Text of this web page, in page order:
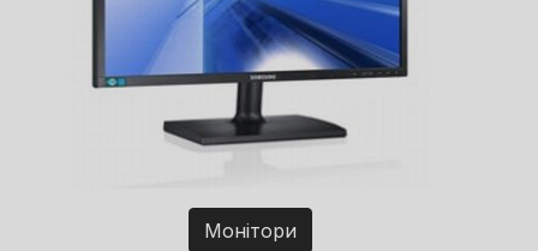
Монітори